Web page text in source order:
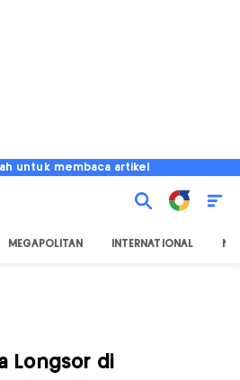
untuk membaca artikel
MEGAPOLITAN INTERNATIONAL
Longsor di